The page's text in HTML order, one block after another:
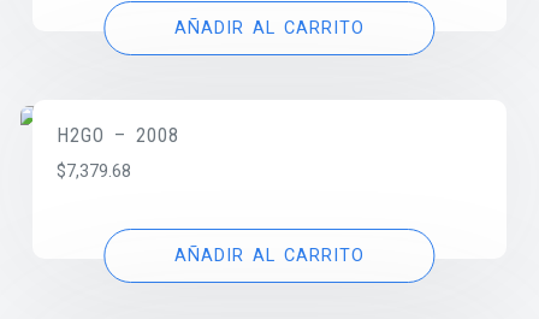
AÑADIR AL CARRITO
H2GO – 2008
$7,379.68
AÑADIR AL CARRITO